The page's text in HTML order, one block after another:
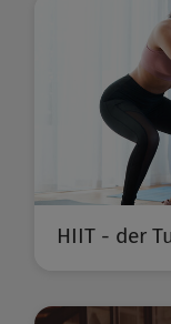
HIIT - der